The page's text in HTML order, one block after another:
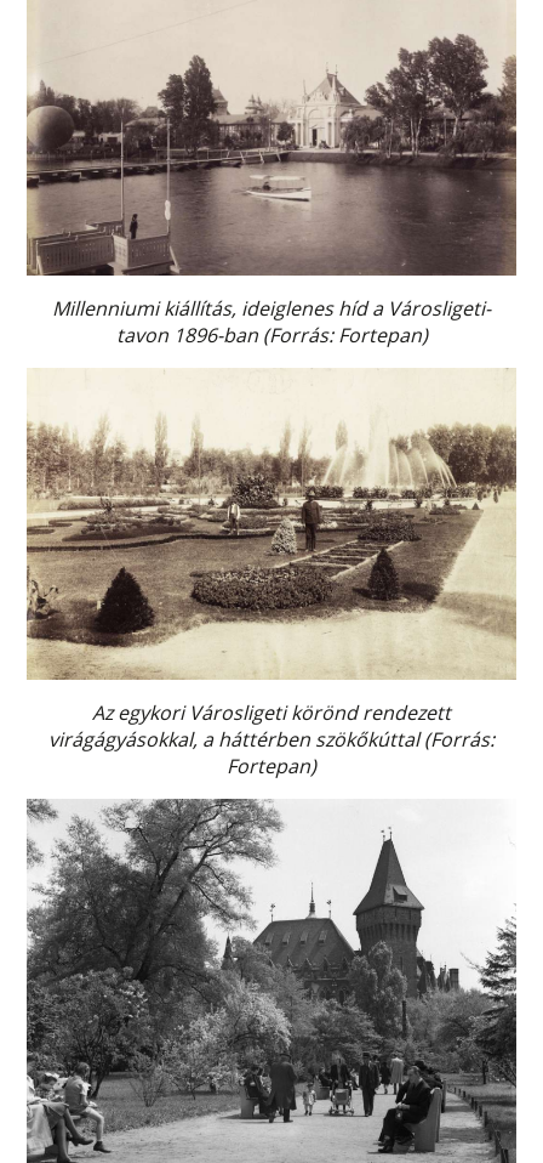
Millenniumi kiállítás, ideiglenes híd a Városligeti-
tavon 1896-ban (Forrás: Fortepan)
Az egykori Városligeti körönd rendezett
virágágyásokkal, a háttérben szökőkúttal (Forrás:
Fortepan)